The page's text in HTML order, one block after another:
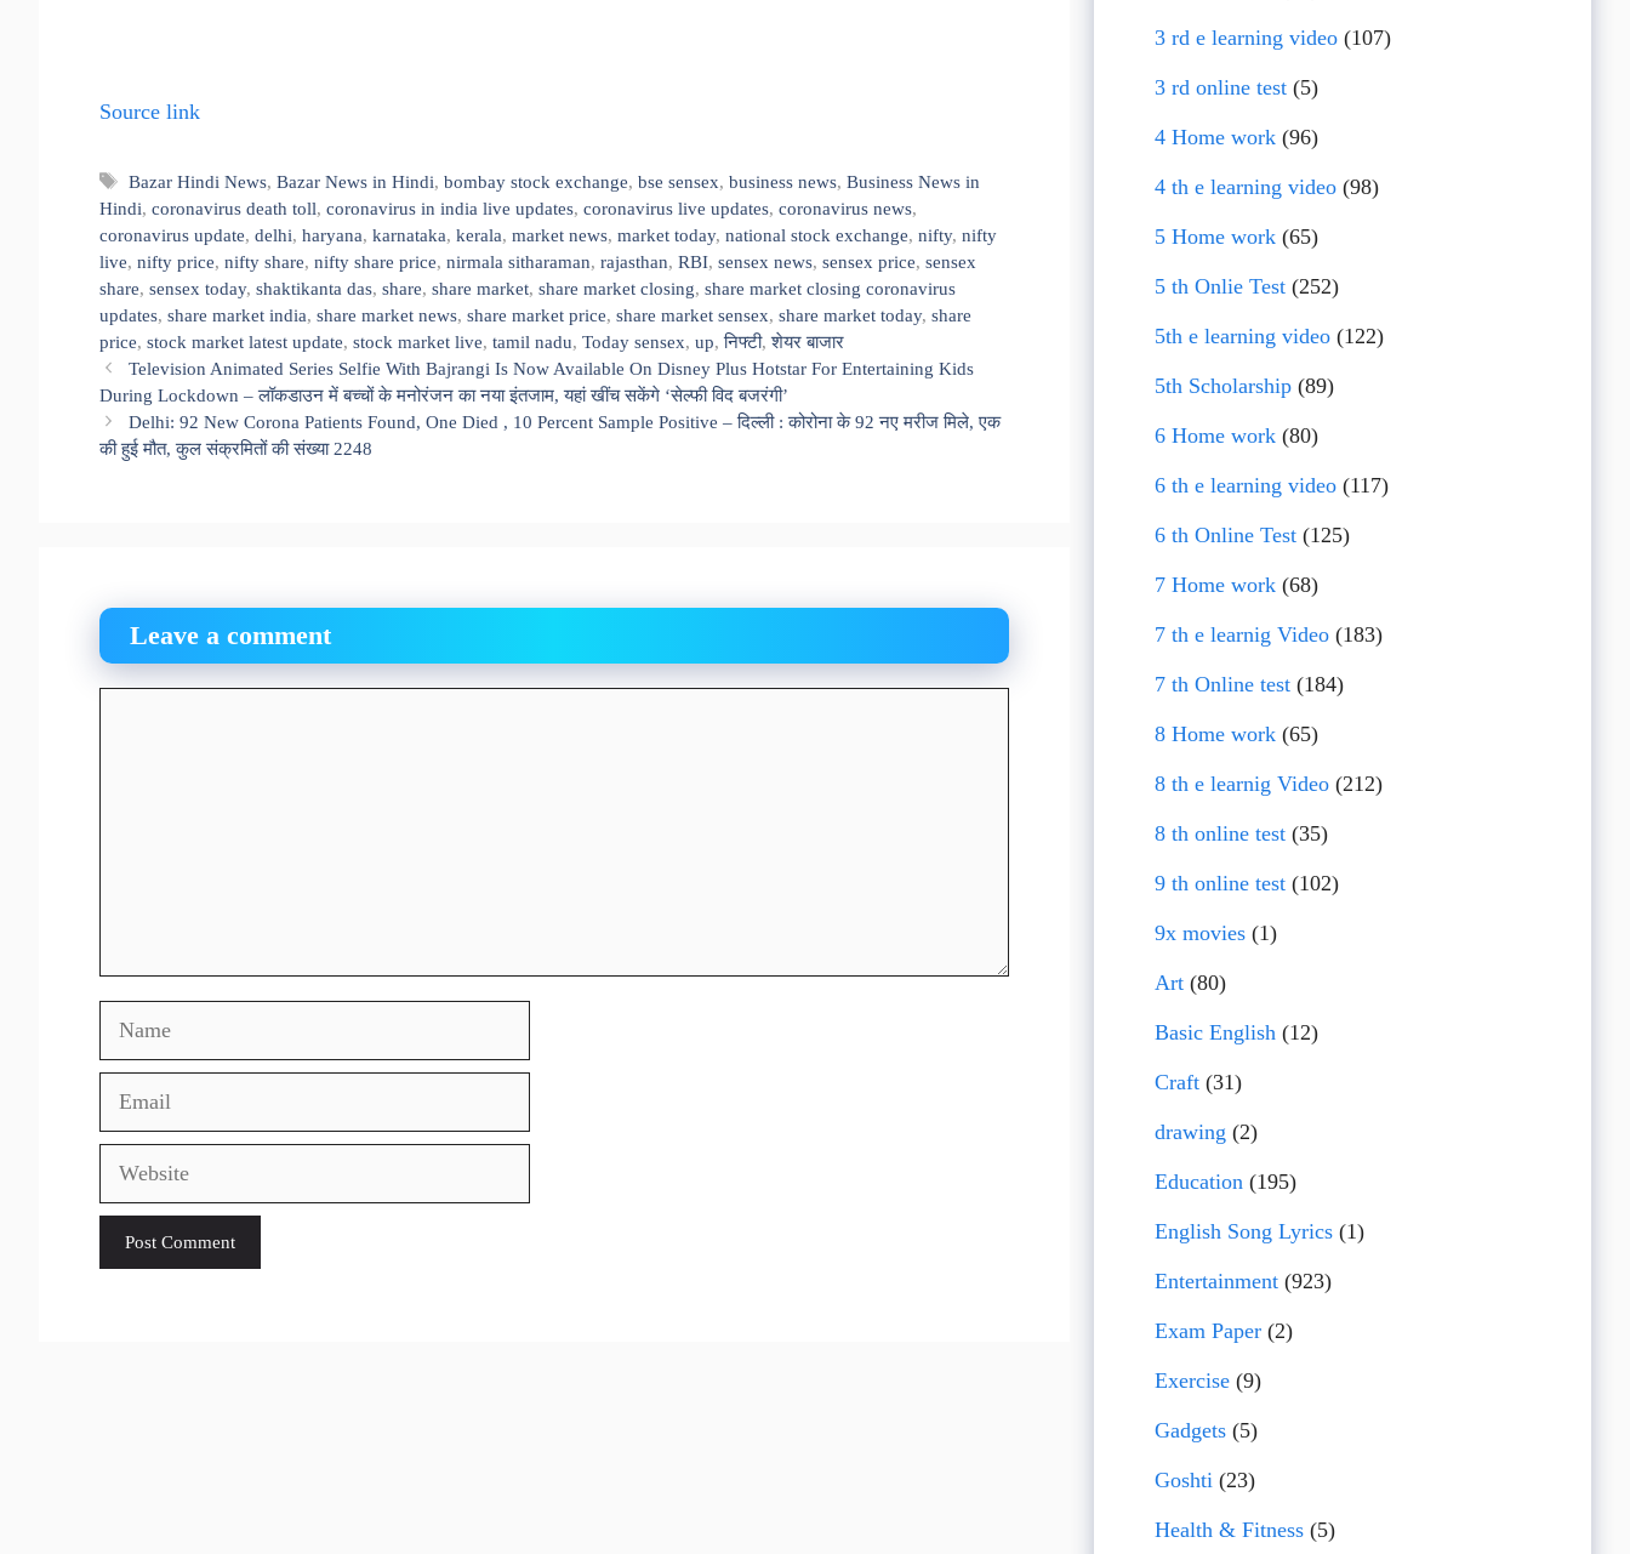
Source link
Tags
Bazar Hindi News,Bazar News in Hindi,bombay stock exchange,bse sensex,business news,Business News in
Hindi, coronavirus death toll, coronavirus in india live updates, coronavirus live updates, coronavirus news,
coronavirus update, delhi, haryana, karnataka, kerala, market news, market today, national stock exchange, nifty, nifty
live, nifty price, nifty share, nifty share price, nirmala sitharaman, rajasthan, RBI, sensex news, sensex price, sensex
share, sensex today, shaktikanta das, share, share market, share market closing, share market closing coronavirus
updates, share market india, share market news, share market price, share market sensex, share market today, share
price, stock market latest update, stock market live, tamil nadu, Today sensex, up,निफ्टी,शेयर बाजार
Television Animated Series Selfie With Bajrangi Is Now Available On Disney Plus Hotstar For Entertaining Kids
During Lockdown – लॉकडाउन में बच्चों के मनोरंजन का नया इंतजाम, यहां खींच सकेंगे ‘सेल्फी विद बजरंगी’
Delhi: 92 New Corona Patients Found, One Died , 10 Percent Sample Positive – दिल्ली : कोरोना के 92 नए मरीज मिले, एक
की हुई मौत, कुल संक्रमितों की संख्या 2248
Leave a comment
Name
Email
Website
3 rd e learning video (107)
3 rd online test (5)
4 Home work (96)
4 th e learning video (98)
5 Home work (65)
5 th Onlie Test (252)
5th e learning video (122)
5th Scholarship (89)
6 Home work (80)
6 th e learning video (117)
6 th Online Test (125)
7 Home work (68)
7 th e learnig Video (183)
7 th Online test (184)
8 Home work (65)
8 th e learnig Video (212)
8 th online test (35)
9 th online test (102)
9x movies (1)
Art (80)
Basic English (12)
Craft (31)
drawing (2)
Education (195)
English Song Lyrics (1)
Entertainment (923)
Exam Paper (2)
Exercise (9)
Gadgets (5)
Goshti (23)
Health & Fitness (5)